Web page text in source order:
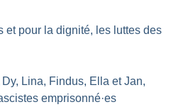
et pour la dignité, les luttes des
Lina, Findus, Ella et Jan,
emprisonné·es